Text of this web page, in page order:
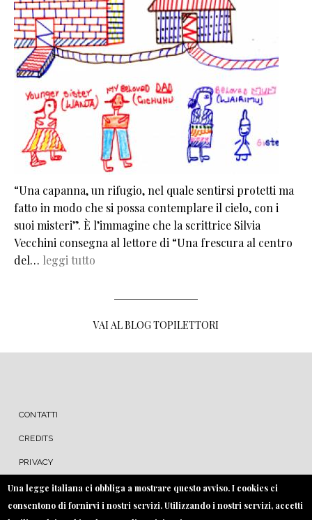
“Una capanna, un rifugio, nel quale sentirsi protetti ma
fatto in modo che si possa contemplare il cielo, con i
suoi misteri”. È l’immagine che la scrittrice Silvia
Vecchini consegna al lettore di “Una frescura al centro
del… leggi tutto
VAI AL BLOG TOPILETTORI
MENU FOOTER
CONTATTI
CREDITS
PRIVACY
COOKIE
Una legge italiana ci obbliga a mostrare questo avviso. I cookies ci
consentono di fornirvi i nostri servizi. Utilizzando i nostri servizi, accetti